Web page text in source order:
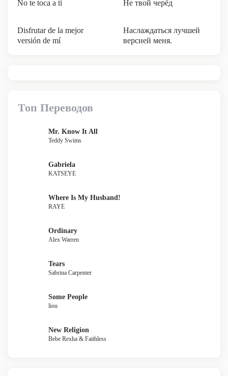
No te toca a ti Не твой черёд
Disfrutar de la mejor
versión de mí
Наслаждаться лучшей
версией меня.
Топ Переводов
Mr. Know It All
Teddy Swims
Gabriela
KATSEYE
Where Is My Husband!
RAYE
Ordinary
Alex Warren
Tears
Sabrina Carpenter
Some People
liou
New Religion
Bebe Rexha & Faithless